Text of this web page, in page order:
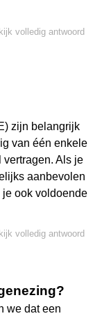
volledig antwoord
zijn belangrijk
van één enkele
Als je
aanbevolen
ook voldoende
volledig antwoord
we dat een